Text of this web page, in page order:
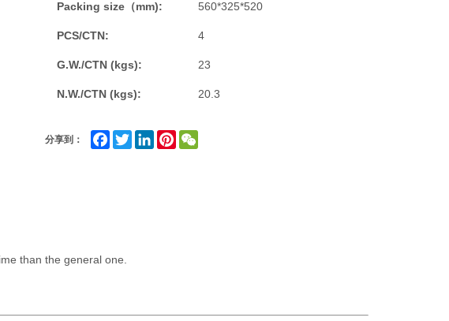
Packing size（mm): 560*325*520
PCS/CTN: 4
G.W./CTN (kgs): 23
N.W./CTN (kgs): 20.3
分享到： Facebook
Twitter LinkedInPinterest
than the general one.